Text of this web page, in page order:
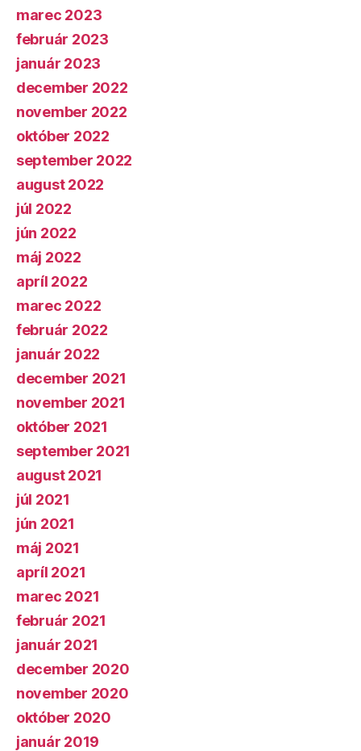
marec 2023
február 2023
január 2023
december 2022
november 2022
október 2022
september 2022
august 2022
júl 2022
jún 2022
máj 2022
apríl 2022
marec 2022
február 2022
január 2022
december 2021
november 2021
október 2021
september 2021
august 2021
júl 2021
jún 2021
máj 2021
apríl 2021
marec 2021
február 2021
január 2021
december 2020
november 2020
október 2020
január 2019